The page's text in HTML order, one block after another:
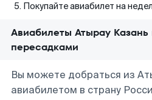
Покупайте авиабилет на
Авиабилеты Атырау
пересадками
Вы можете добраться из
авиабилетом в страну